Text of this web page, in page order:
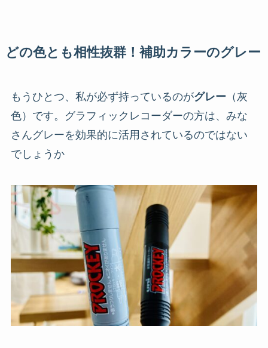
どの色とも相性抜群！補助カラーのグレー
もうひとつ、私が必ず持っているのがグレー（灰
色）です。グラフィックレコーダーの方は、みな
さんグレーを効果的に活用されているのではない
でしょうか